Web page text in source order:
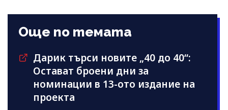
Още по темата
Дарик търси новите „40 до 40“:
Остават броени дни за
номинации в 13-ото издание на
проекта